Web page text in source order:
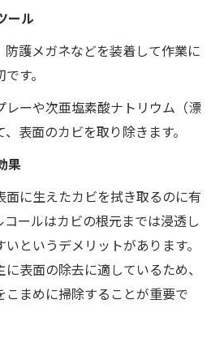
ール
防護メガネなどを装着して作業に
す。
レーや次亜塩素酸ナトリウム（漂
表面のカビを取り除きます。
果
面に生えたカビを拭き取るのに有
ールはカビの根元までは浸透し
というデメリットがあります。
表面の除去に適しているため、
こまめに掃除することが重要で